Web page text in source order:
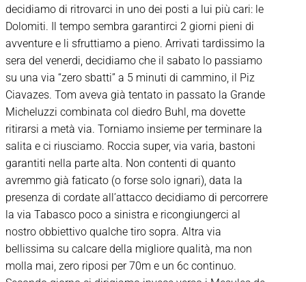
decidiamo di ritrovarci in uno dei posti a lui più cari: le
Dolomiti. Il tempo sembra garantirci 2 giorni pieni di
avventure e li sfruttiamo a pieno. Arrivati tardissimo la
sera del venerdi, decidiamo che il sabato lo passiamo
su una via “zero sbatti” a 5 minuti di cammino, il Piz
Ciavazes. Tom aveva già tentato in passato la Grande
Micheluzzi combinata col diedro Buhl, ma dovette
ritirarsi a metà via. Torniamo insieme per terminare la
salita e ci riusciamo. Roccia super, via varia, bastoni
garantiti nella parte alta. Non contenti di quanto
avremmo già faticato (o forse solo ignari), data la
presenza di cordate all’attacco decidiamo di percorrere
la via Tabasco poco a sinistra e ricongiungerci al
nostro obbiettivo qualche tiro sopra. Altra via
bellissima su calcare della migliore qualità, ma non
molla mai, zero riposi per 70m e un 6c continuo.